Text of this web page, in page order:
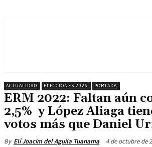
ACTUALIDAD ELECCIONES 2026 PORTADA
ERM 2022: Faltan aún
2,5% y López Aliaga
votos más que Daniel
By Elí Joacim del Aguila Tuanama 4 de octubre de